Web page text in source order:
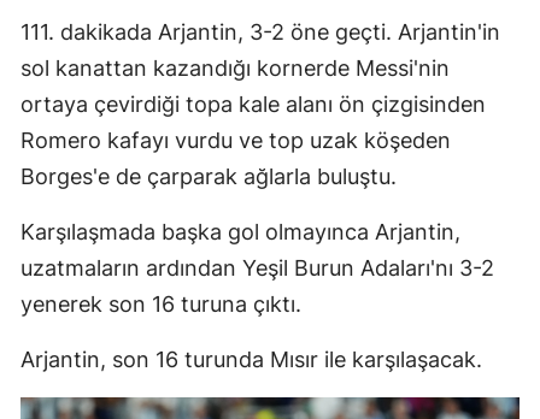
111. dakikada Arjantin, 3-2 öne geçti. Arjantin'in
sol kanattan kazandığı kornerde Messi'nin
ortaya çevirdiği topa kale alanı ön çizgisinden
Romero kafayı vurdu ve top uzak köşeden
Borges'e de çarparak ağlarla buluştu.
Karşılaşmada başka gol olmayınca Arjantin,
uzatmaların ardından Yeşil Burun Adaları'nı 3-2
yenerek son 16 turuna çıktı.
Arjantin, son 16 turunda Mısır ile karşılaşacak.